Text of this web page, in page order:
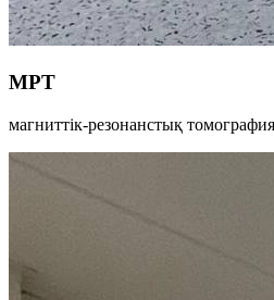
МРТ
магниттік-резонанстық томография